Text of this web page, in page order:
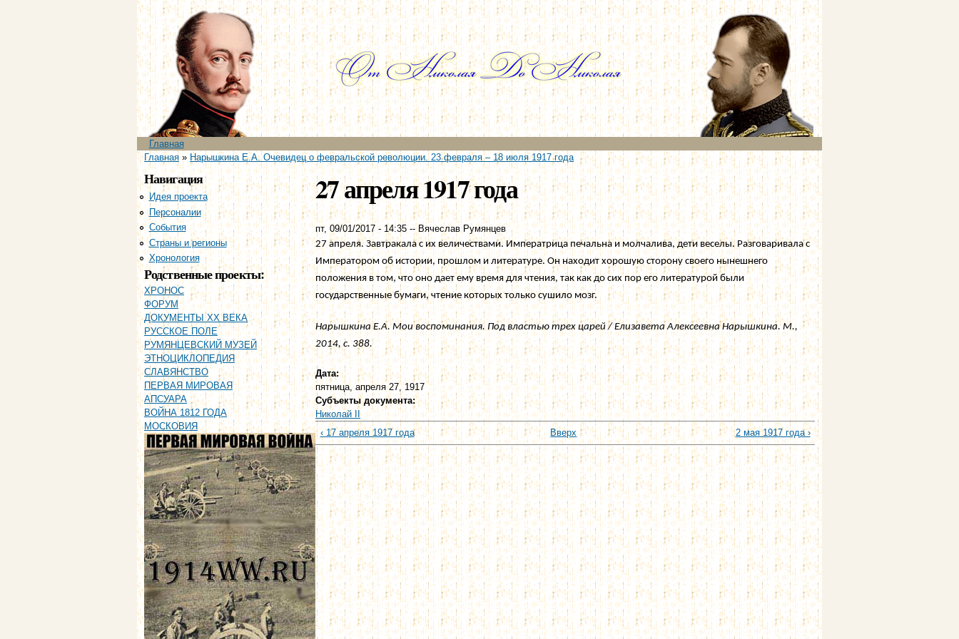
Перейти к
основному
содержанию
Главное меню
Главная
Вы здесь
Главная» Нарышкина Е.А. Очевидец о февральской революции. 23 февраля – 18 июля 1917 года
Навигация
Идея проекта
Персоналии
События
Страны и регионы
Хронология
Родственные проекты:
ХРОНОС
ФОРУМ
ДОКУМЕНТЫ XX ВЕКА
РУССКОЕ ПОЛЕ
РУМЯНЦЕВСКИЙ МУЗЕЙ
ЭТНОЦИКЛОПЕДИЯ
СЛАВЯНСТВО
ПЕРВАЯ МИРОВАЯ
АПСУАРА
ВОЙНА 1812 ГОДА
МОСКОВИЯ
27 апреля 1917 года
пт, 09/01/2017 - 14:35--Вячеслав Румянцев
27 апреля. Завтракала с их величествами. Императрица печальна и молчалива, дети веселы. Разговаривала с
Императором об истории, прошлом и литературе. Он находит хорошую сторону своего нынешнего
положения в том, что оно дает ему время для чтения, так как до сих пор его литературой были
государственные бумаги, чтение которых только сушило мозг.
Нарышкина Е.А. Мои воспоминания. Под властью трех царей / Елизавета Алексеевна Нарышкина. М.,
2014, с. 388.
Дата:
пятница, апреля 27, 1917
Субъекты документа:
Николай II
‹ 17 апреля 1917 года
Вверх 2 мая 1917 года ›